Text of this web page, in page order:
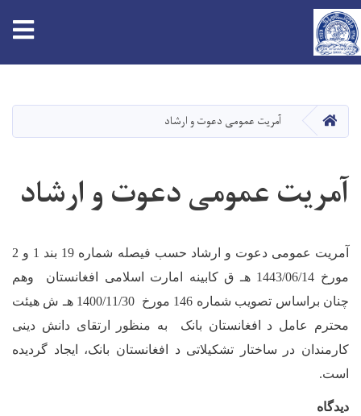
main
content
HOME آمریت عمومی دعوت و ارشاد
آمریت عمومی دعوت و ارشاد
آمریت عمومی دعوت و ارشاد حسب فیصله شماره 19 بند 1 و 2
مورخ 1443/06/14 هـ ق کابینه امارت اسلامی افغانستان وهم‌
چنان براساس تصویب شماره 146 مورخ 1400/11/30 هـ ش هیئت
محترم عامل د افغانستان بانک به منظور ارتقای دانش دینی
کارمندان در ساختار تشکیلاتی د افغانستان بانک، ایجاد گردیده
است.
دیدگاه